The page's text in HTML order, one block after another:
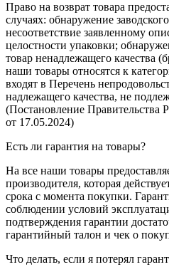
Право на возврат товара
случаях: обнаружение
несоответствие заявленному
целостности упаковки;
товар ненадлежащего качества
наши товары относятся к
входят в Перечень
надлежащего качества, не
(Постановление Правительства
от 17.05.2024)
Есть ли гарантия на товары?
На все наши товары
производителя, которая
срока с момента покупки.
соблюдении условий
подтверждения гарантии
гарантийный талон и чек о
Что делать, если я потерял